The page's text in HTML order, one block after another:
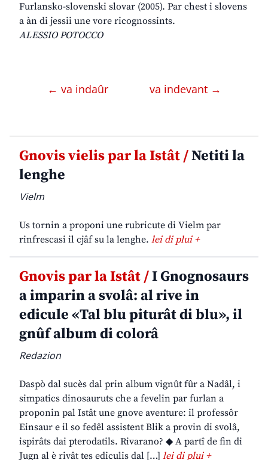
Furlansko-slovenski slovar (2005). Par chest i slovens
a àn di jessii une vore ricognossints.
ALESSIO POTOCCO
← va indaûr va indevant →
Gnovis vielis par la Istât /Netiti la
lenghe
Vielm
Us tornin a proponi une rubricute di Vielm par
rinfrescasi il cjâf su la lenghe. lei di plui +
Gnovis par la Istât /I Gnognosaurs
a imparin a svolâ: al rive in
edicule «Tal blu piturât di blu», il
gnûf album di colorâ
Redazion
Daspò dal sucès dal prin album vignût fûr a Nadâl, i
simpatics dinosauruts che a fevelin par furlan a
proponin pal Istât une gnove aventure: il professôr
Einsaur e il so fedêl assistent Blik a provin di svolâ,
ispirâts dai pterodatils. Rivarano? ◆ A partî de fin di
Jugn al è rivât tes ediculis dal […] lei di plui +